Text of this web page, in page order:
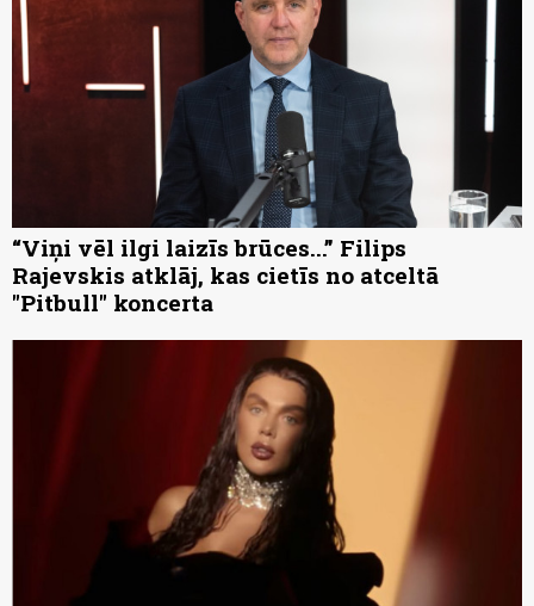
“Viņi vēl ilgi laizīs brūces...” Filips
Rajevskis atklāj, kas cietīs no atceltā
"Pitbull" koncerta